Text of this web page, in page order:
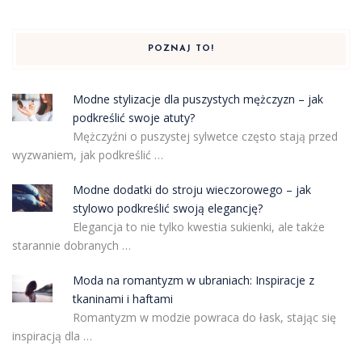
POZNAJ TO!
Modne stylizacje dla puszystych mężczyzn – jak
podkreślić swoje atuty?
Mężczyźni o puszystej sylwetce często stają przed
wyzwaniem, jak podkreślić …
Modne dodatki do stroju wieczorowego – jak
stylowo podkreślić swoją elegancję?
Elegancja to nie tylko kwestia sukienki, ale także
starannie dobranych …
Moda na romantyzm w ubraniach: Inspiracje z
tkaninami i haftami
Romantyzm w modzie powraca do łask, stając się
inspiracją dla …